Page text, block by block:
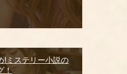
!ミステリー小説の
！